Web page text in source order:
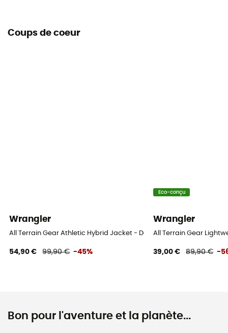
Coups de coeur
Wrangler
All Terrain Gear Athletic Hybrid Jacket - Doudoune femme
54,90 € 99,90 € -45%
Eco-conçu
Wrangler
All Terrain Gear
39,00 € 89,90 € -
Bon pour l'aventure et la planète...